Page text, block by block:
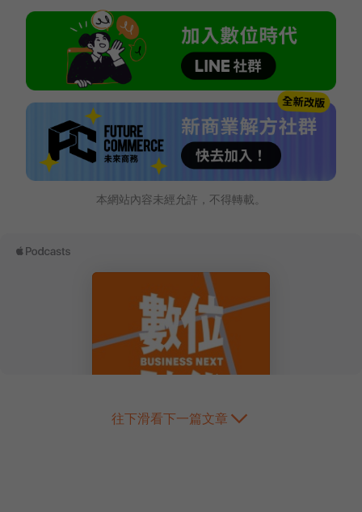
本網站內容未經允許，不得轉載。
往下滑看下一篇文章